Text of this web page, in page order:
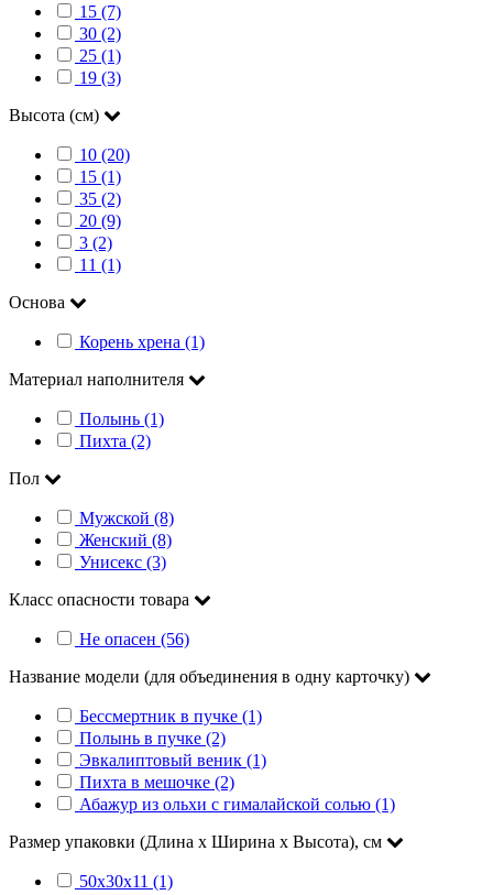
15 (7)
30 (2)
25 (1)
19 (3)
Высота (см)
10 (20)
15 (1)
35 (2)
20 (9)
3 (2)
11 (1)
Основа
Корень хрена (1)
Материал наполнителя
Полынь (1)
Пихта (2)
Пол
Мужской (8)
Женский (8)
Унисекс (3)
Класс опасности товара
Не опасен (56)
Название модели (для объединения в одну карточку)
Бессмертник в пучке (1)
Полынь в пучке (2)
Эвкалиптовый веник (1)
Пихта в мешочке (2)
Абажур из ольхи с гималайской солью (1)
Размер упаковки (Длина х Ширина х Высота), см
50х30х11 (1)